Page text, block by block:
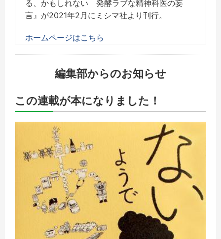
る、かもしれない 発酵ラブな精神科医の妄
言』が2021年2月にミシマ社より刊行。
ホームページはこちら
編集部からのお知らせ
この連載が本になりました！